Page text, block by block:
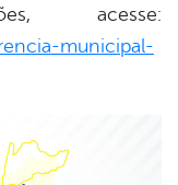
acesse:
municipal-